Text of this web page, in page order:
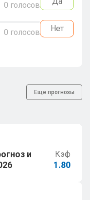
0 голосов
0 голосов Нет
Еще прогнозы
и
Кэф
1.80